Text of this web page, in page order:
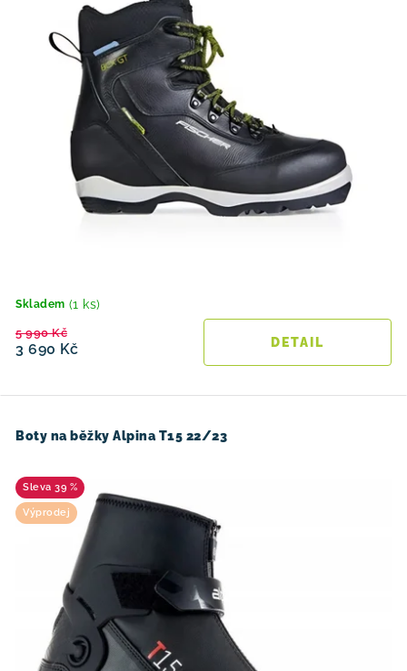
Skladem (1 ks)
3 690 Kč
5 990 Kč
Boty na běžky Alpina T15 22/23
39 %
Výprodej